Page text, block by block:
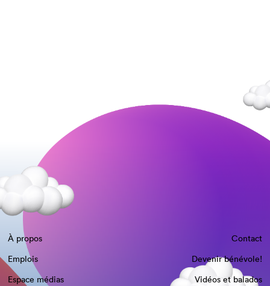
À propos
Contact
Emplois
Devenir bénévole!
Espace médias
Vidéos et balados